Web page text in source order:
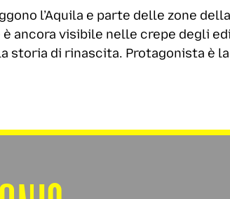
l’Aquila e parte delle zone
ancora visibile nelle crepe degli
storia di rinascita. Protagonista è la